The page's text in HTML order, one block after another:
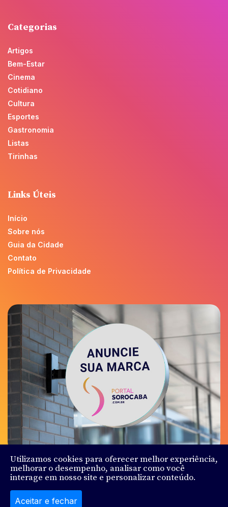
Categorias
Artigos
Bem-Estar
Cinema
Cotidiano
Cultura
Esportes
Gastronomia
Listas
Tirinhas
Links Úteis
Início
Sobre nós
Guia da Cidade
Contato
Política de Privacidade
© Sorocaba.Com - Todos os direitos reservados - Feito
Utilizamos cookies para oferecer melhor experiência,
melhorar o desempenho, analisar como você
interage em nosso site e personalizar conteúdo.
Aceitar e fechar